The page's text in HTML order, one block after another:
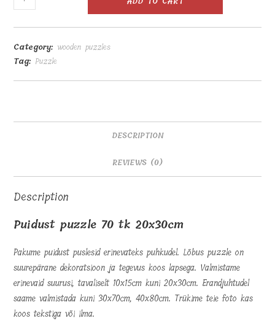
puzzle
70
tk
20x30cm
Category: wooden puzzles
Tag: Puzzle
DESCRIPTION
REVIEWS (0)
Description
Puidust puzzle 70 tk 20x30cm
Pakume puidust puslesid erinevateks puhkudel. Lõbus puzzle on
suurepärane dekoratsioon ja tegevus koos lapsega. Valmistame
erinevaid suurusi, tavaliselt 10x15cm kuni 20x30cm. Erandjuhtudel
saame valmistada kuni 30x70cm, 40x80cm. Trükime teie foto kas
koos tekstiga või ilma.